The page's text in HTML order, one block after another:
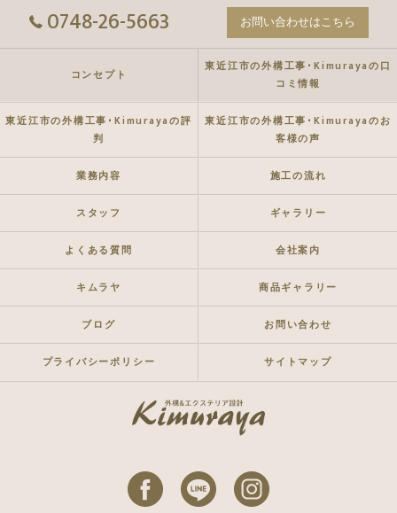
0748-26-5663 お問い合わせはこちら
コンセプト
東近江市の外構工事･Kimurayaの口
コミ情報
東近江市の外構工事･Kimurayaの評
判
東近江市の外構工事･Kimurayaのお
客様の声
業務内容 施工の流れ
スタッフ ギャラリー
よくある質問 会社案内
キムラヤ 商品ギャラリー
ブログ お問い合わせ
プライバシーポリシー サイトマップ